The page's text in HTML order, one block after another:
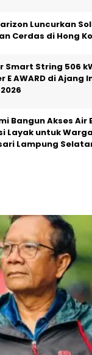
Luncurkan
Cerdas di Hong
Smart String 506
E AWARD di Ajang
Bangun Akses Air
Layak untuk
Lampung